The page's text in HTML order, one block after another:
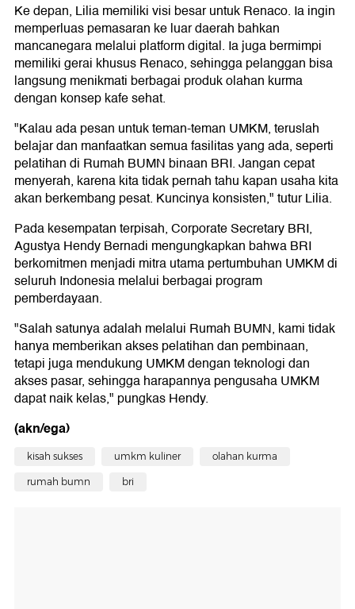
Ke depan, Lilia memiliki visi besar untuk Renaco. Ia ingin
memperluas pemasaran ke luar daerah bahkan
mancanegara melalui platform digital. Ia juga bermimpi
memiliki gerai khusus Renaco, sehingga pelanggan bisa
langsung menikmati berbagai produk olahan kurma
dengan konsep kafe sehat.
"Kalau ada pesan untuk teman-teman UMKM, teruslah
belajar dan manfaatkan semua fasilitas yang ada, seperti
pelatihan di Rumah BUMN binaan BRI. Jangan cepat
menyerah, karena kita tidak pernah tahu kapan usaha kita
akan berkembang pesat. Kuncinya konsisten," tutur Lilia.
Pada kesempatan terpisah, Corporate Secretary BRI,
Agustya Hendy Bernadi mengungkapkan bahwa BRI
berkomitmen menjadi mitra utama pertumbuhan UMKM di
seluruh Indonesia melalui berbagai program
pemberdayaan.
"Salah satunya adalah melalui Rumah BUMN, kami tidak
hanya memberikan akses pelatihan dan pembinaan,
tetapi juga mendukung UMKM dengan teknologi dan
akses pasar, sehingga harapannya pengusaha UMKM
dapat naik kelas," pungkas Hendy.
(akn/ega)
kisah sukses umkm kuliner olahan kurma
rumah bumn bri